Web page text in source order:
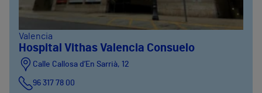
Valencia
Hospital Vithas Valencia Consuelo
Calle Callosa d’En Sarrià, 12
96 317 78 00